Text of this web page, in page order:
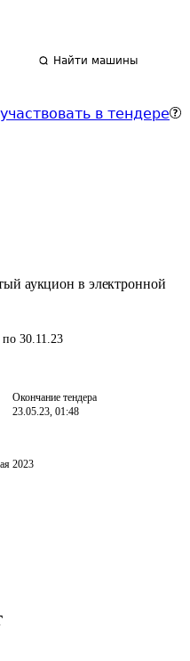
Найти машины
в тендере
аукцион в электронной
30.11.23
Окончание тендера
23.05.23, 01:48
2023